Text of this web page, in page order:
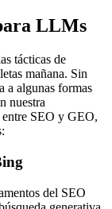
LLMs
tácticas de
mañana. Sin
a algunas formas
nuestra
entre SEO y GEO,
del SEO